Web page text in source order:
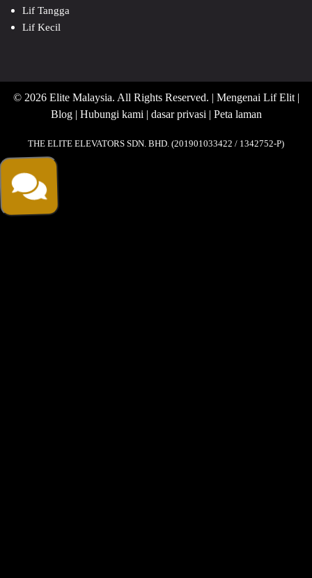
Lif Tangga
Lif Kecil
© 2026 Elite Malaysia. All Rights Reserved. | Mengenai Lif Elit|
Blog| Hubungi kami | dasar privasi | Peta laman
THE ELITE ELEVATORS SDN. BHD. (201901033422 / 1342752-P)